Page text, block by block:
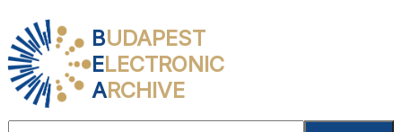
BUDAPEST
ELECTRONIC
ARCHIVE